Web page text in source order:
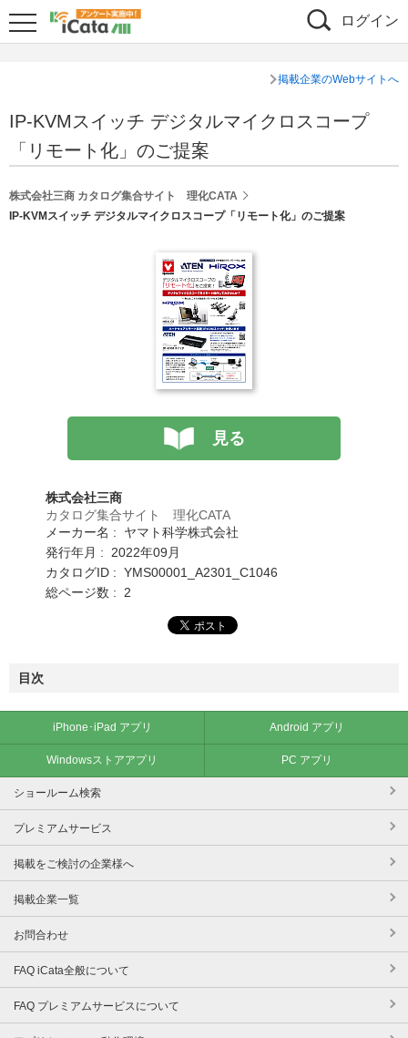
ログイン
掲載企業のWebサイトへ
IP-KVMスイッチ デジタルマイクロスコープ
「リモート化」のご提案
株式会社三商 カタログ集合サイト 理化CATA
IP-KVMスイッチ デジタルマイクロスコープ「リモート化」のご提案
見る
株式会社三商
カタログ集合サイト 理化CATA
メーカー名 : ヤマト科学株式会社
発行年月 : 2022年09月
カタログID : YMS00001_A2301_C1046
総ページ数 : 2
目次
iPhone･iPad アプリ Android アプリ
Windowsストアアプリ PC アプリ
ショールーム検索
プレミアムサービス
掲載をご検討の企業様へ
掲載企業一覧
お問合わせ
FAQ iCata全般について
FAQ プレミアムサービスについて